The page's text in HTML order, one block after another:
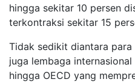
hingga sekitar 10 persen
terkontraksi sekitar 15
Tidak sedikit diantara
juga lembaga
hingga OECD yang